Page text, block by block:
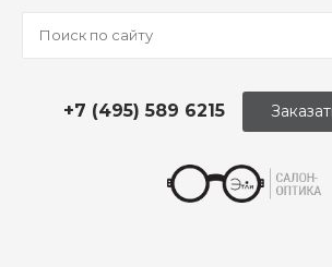
+7 (495) 589 6215